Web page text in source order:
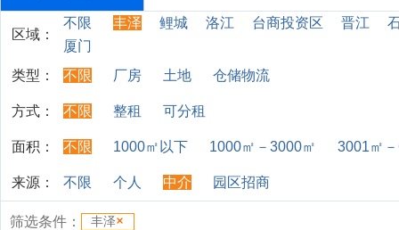
区域：
不限 丰泽 鲤城 洛江 台商投资区 晋江
厦门
类型：
不限 厂房 土地 仓储物流
方式： 不限 整租 可分租
面积： 不限 1000㎡以下 1000㎡－3000㎡ 3001㎡
来源： 不限 个人 中介 园区招商
筛选条件： 丰泽